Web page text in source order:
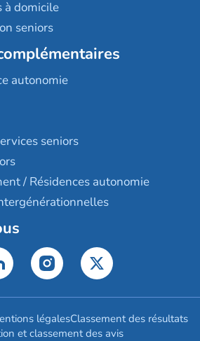
à domicile
seniors
autonomie
seniors
/ Résidences autonomie
légalesClassement des résultats
et classement des avis